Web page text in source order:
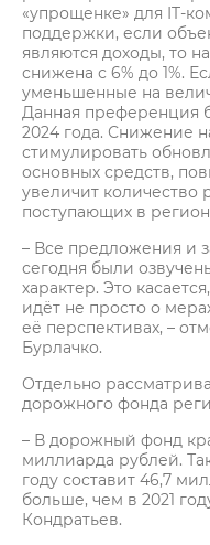
«упрощенке» для IT-
поддержки, если
являются доходы, то
снижена с 6% до 1%.
уменьшенные на
Данная преференция
2024 года. Снижение
стимулировать
основных средств,
увеличит количество
поступающих в
– Все предложения и
сегодня были
характер. Это
идёт не просто о
её перспективах, –
Бурлачко.
Отдельно
дорожного фонда
– В дорожный фонд
миллиарда рублей.
году составит 46,7
больше, чем в 2021
Кондратьев.